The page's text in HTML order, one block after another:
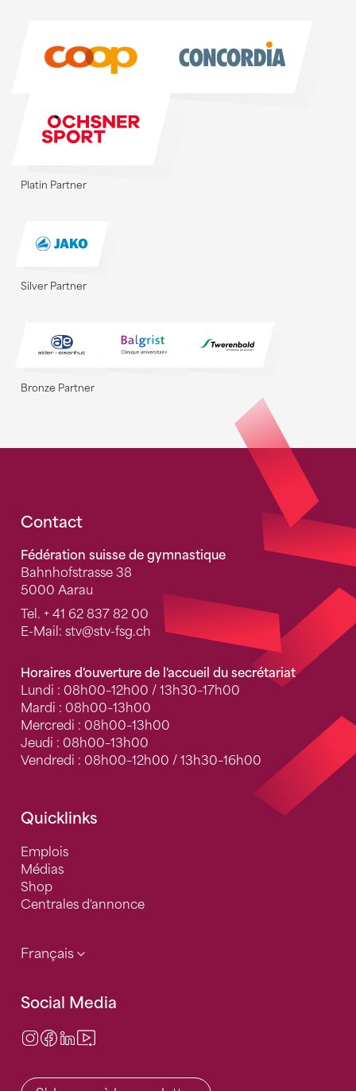
Platin Partner
Silver Partner
Bronze Partner
Fusszeile
Contact
Fédération suisse de gymnastique
Bahnhofstrasse 38
5000 Aarau
Tel. + 41 62 837 82 00
E-Mail: stv@stv-fsg.ch
Horaires d'ouverture de l'accueil du secrétariat
Lundi : 08h00–12h00 / 13h30–17h00
Mardi : 08h00–13h00
Mercredi : 08h00–13h00
Jeudi : 08h00–13h00
Vendredi : 08h00–12h00 / 13h30–16h00
Quicklinks
Emplois
Médias
Shop
Centrales d'annonce
Français
Social Media
Instagram
Facebook
LinkedIn